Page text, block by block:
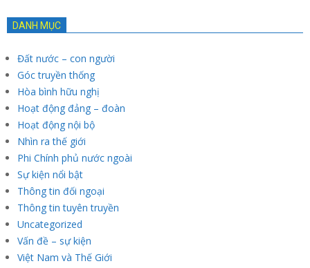
DANH MỤC
Đất nước – con người
Góc truyền thống
Hòa bình hữu nghị
Hoạt động đảng – đoàn
Hoạt động nội bộ
Nhìn ra thế giới
Phi Chính phủ nước ngoài
Sự kiện nổi bật
Thông tin đối ngoại
Thông tin tuyên truyền
Uncategorized
Vấn đề – sự kiện
Việt Nam và Thế Giới